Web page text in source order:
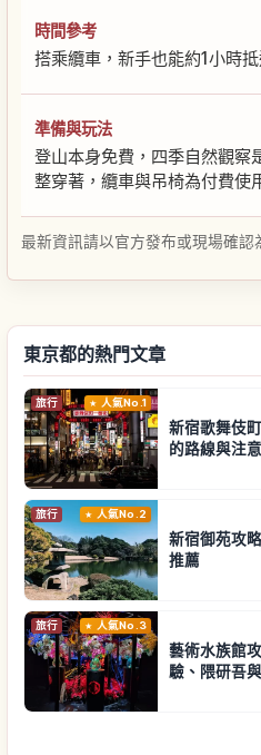
時間參考
搭乘纜車，新手也能約1小時
準備與玩法
登山本身免費，四季自然觀察
整穿著，纜車與吊椅為付費使
最新資訊請以官方發布或現場確認
東京都的熱門文章
旅行 人氣No.1
新宿歌舞伎
的路線與注
旅行 人氣No.2
新宿御苑攻
推薦
旅行 人氣No.3
藝術水族館
驗、隈研吾